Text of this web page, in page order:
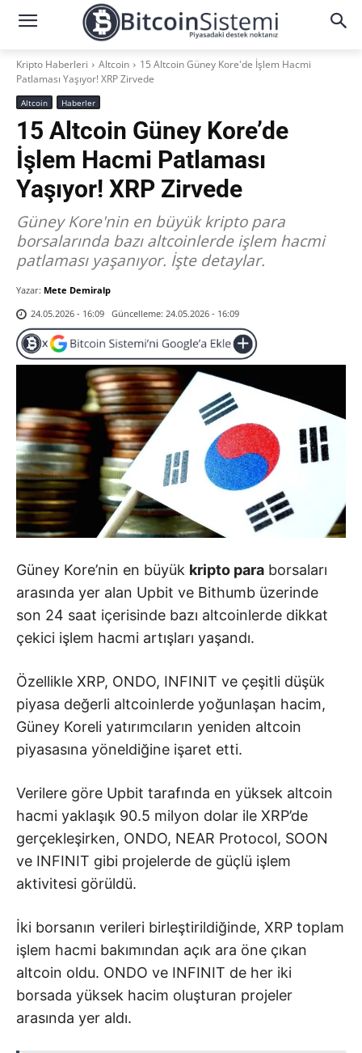
Kripto Haberleri Altcoin
15 Altcoin Güney Kore'de İşlem Hacmi
Patlaması Yaşıyor! XRP Zirvede
Altcoin Haberler
15 Altcoin Güney Kore’de
İşlem Hacmi Patlaması
Yaşıyor! XRP Zirvede
Güney Kore'nin en büyük kripto para
borsalarında bazı altcoinlerde işlem hacmi
patlaması yaşanıyor. İşte detaylar.
Yazar: Mete Demiralp
24.05.2026 - 16:09 Güncelleme: 24.05.2026 - 16:09
Güney Kore’nin en büyük kripto para borsaları
arasında yer alan Upbit ve Bithumb üzerinde
son 24 saat içerisinde bazı altcoinlerde dikkat
çekici işlem hacmi artışları yaşandı.
Özellikle XRP, ONDO, INFINIT ve çeşitli düşük
piyasa değerli altcoinlerde yoğunlaşan hacim,
Güney Koreli yatırımcıların yeniden altcoin
piyasasına yöneldiğine işaret etti.
Verilere göre Upbit tarafında en yüksek altcoin
hacmi yaklaşık 90.5 milyon dolar ile XRP’de
gerçekleşirken, ONDO, NEAR Protocol, SOON
ve INFINIT gibi projelerde de güçlü işlem
aktivitesi görüldü.
İki borsanın verileri birleştirildiğinde, XRP toplam
işlem hacmi bakımından açık ara öne çıkan
altcoin oldu. ONDO ve INFINIT de her iki
borsada yüksek hacim oluşturan projeler
arasında yer aldı.